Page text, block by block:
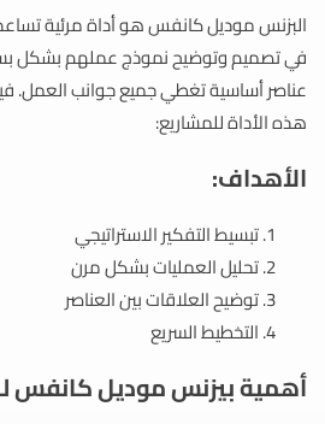
البزنس موديل كانفس هو أداة مرئية
عناصر أساسية تغطي جميع جوانب العمل.
هذه الأداة للمشاريع:
الأهداف:
تبسيط التفكير الاستراتيجي
تحليل العمليات بشكل مرن
توضيح العلاقات بين العناصر
التخطيط السريع
أهمية بيزنس موديل كانفس